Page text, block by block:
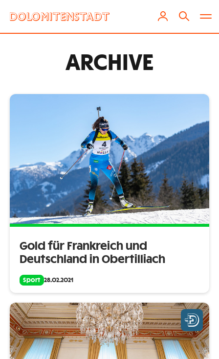
ARCHIVE
Gold für Frankreich und
Deutschland in Obertilliach
Sport 28.02.2021